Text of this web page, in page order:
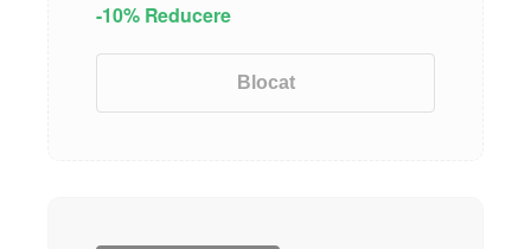
-10% Reducere
Blocat